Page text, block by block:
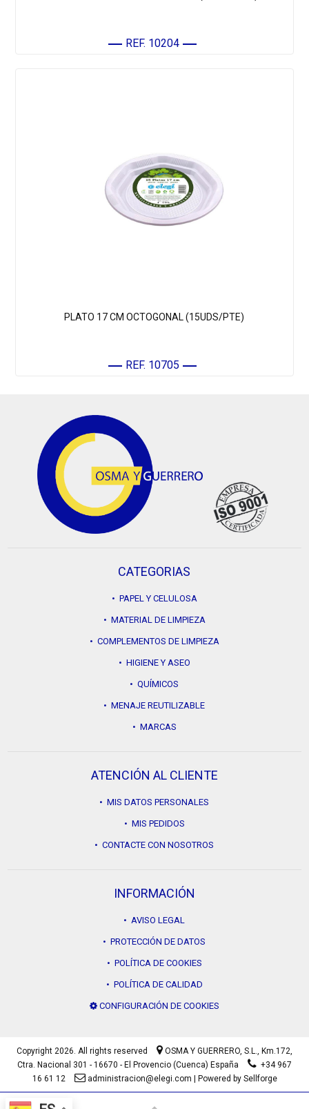
REF. 10204
PLATO 17 CM OCTOGONAL (15UDS/PTE)
REF. 10705
CATEGORIAS
• PAPEL Y CELULOSA
• MATERIAL DE LIMPIEZA
• COMPLEMENTOS DE LIMPIEZA
• HIGIENE Y ASEO
• QUÍMICOS
• MENAJE REUTILIZABLE
• MARCAS
ATENCIÓN AL CLIENTE
• MIS DATOS PERSONALES
• MIS PEDIDOS
• CONTACTE CON NOSOTROS
INFORMACIÓN
• AVISO LEGAL
• PROTECCIÓN DE DATOS
• POLÍTICA DE COOKIES
• POLÍTICA DE CALIDAD
CONFIGURACIÓN DE COOKIES
Copyright 2026. All rights reserved OSMA Y GUERRERO, S.L., Km.172,
Ctra. Nacional 301 - 16670 - El Provencio (Cuenca) España
+34 967
16 61 12
administracion@elegi.com Powered by Sellforge